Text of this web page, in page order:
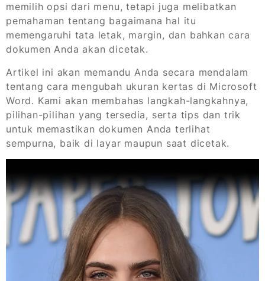
memilih opsi dari menu, tetapi juga melibatkan
pemahaman tentang bagaimana hal itu
memengaruhi tata letak, margin, dan bahkan cara
dokumen Anda akan dicetak.
Artikel ini akan memandu Anda secara mendalam
tentang cara mengubah ukuran kertas di Microsoft
Word. Kami akan membahas langkah-langkahnya,
pilihan-pilihan yang tersedia, serta tips dan trik
untuk memastikan dokumen Anda terlihat
sempurna, baik di layar maupun saat dicetak.